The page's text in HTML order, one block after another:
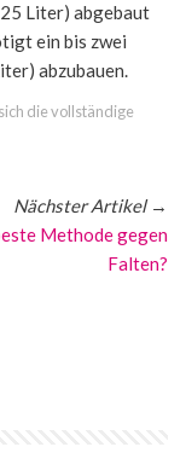
Liter) abgebaut
ein bis zwei
abzubauen.
die vollständige
Nächster Artikel→
Methode gegen
Falten?